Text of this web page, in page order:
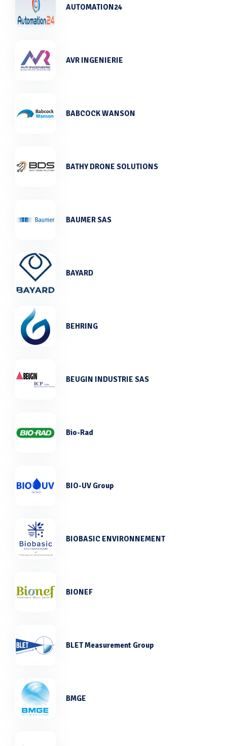
AUTOMATION24
AVR INGENIERIE
BABCOCK WANSON
BATHY DRONE SOLUTIONS
BAUMER SAS
BAYARD
BEHRING
BEUGIN INDUSTRIE SAS
Bio-Rad
BIO-UV Group
BIOBASIC ENVIRONNEMENT
BIONEF
BLET Measurement Group
BMGE